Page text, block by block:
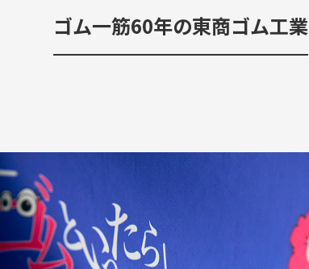
CERTIFICATION
ゴム一筋60年の東商ゴム工業